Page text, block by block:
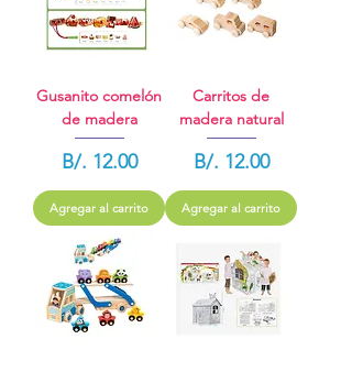
Gusanito comelón
de madera
Precio
B/. 12.00
Agregar al carrito
Carritos de
madera natural
Precio
B/. 12.00
Agregar al carrito